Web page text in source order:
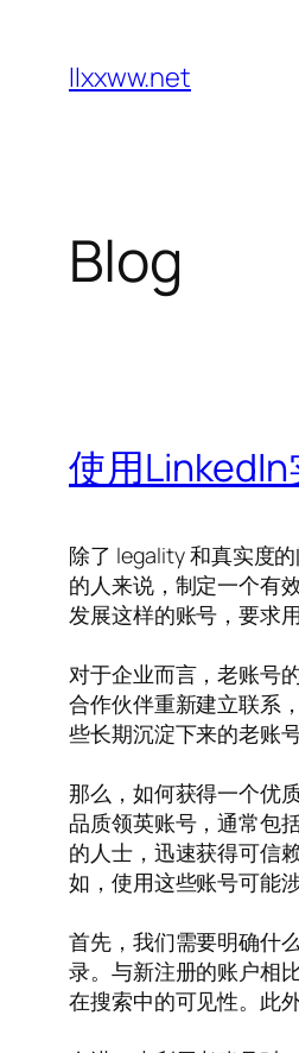
content
llxxww.net
Blog
使用
除了 legality 和真实度
的人来说，制定一个有
发展这样的账号，要求
对于企业而言，老账号
合作伙伴重新建立联系
些长期沉淀下来的老账
那么，如何获得一个优
品质领英账号，通常包
的人士，迅速获得可信
如，使用这些账号可能
首先，我们需要明确什
录。与新注册的账户相
在搜索中的可见性。此